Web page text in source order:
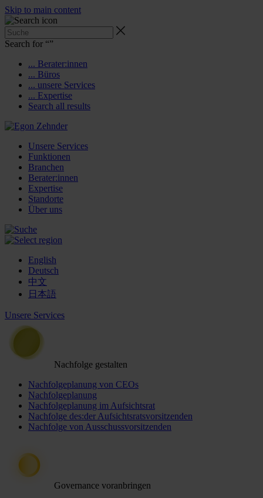
Skip to main content
Search for “”
... Berater:innen
... Büros
... unsere Services
... Expertise
Search all results
Unsere Services
Funktionen
Branchen
Berater:innen
Expertise
Standorte
Über uns
English
Deutsch
中文
日本語
Unsere Services
Nachfolge gestalten
Nachfolgeplanung von CEOs
Nachfolgeplanung
Nachfolgeplanung im Aufsichtsrat
Nachfolge des:der Aufsichtsratsvorsitzenden
Nachfolge von Ausschussvorsitzenden
Governance voranbringen